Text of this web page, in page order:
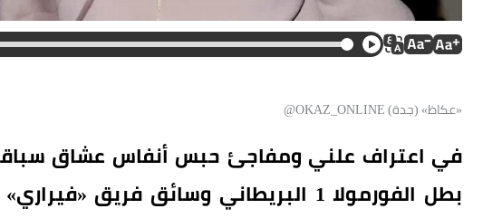
«عكاظ» (جدة) OKAZ_ONLINE@
في اعتراف علني ومفاجئ حبس أنفاس عشاق
بطل الفورمولا 1 البريطاني وسائق فريق